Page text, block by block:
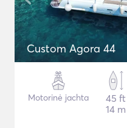
Custom Agora 44
Motorinė jachta
45 ft
14 m